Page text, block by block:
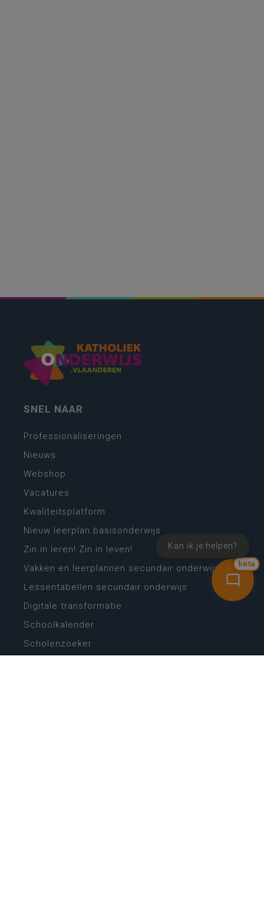
bèta
Kan ik je helpen?
SNEL NAAR
Professionaliseringen
Nieuws
Webshop
Vacatures
Kwaliteitsplatform
Nieuw leerplan basisonderwijs
Zin in leren! Zin in leven!
Vakken en leerplannen secundair onderwijs
Lessentabellen secundair onderwijs
Digitale transformatie
Schoolkalender
Scholenzoeker